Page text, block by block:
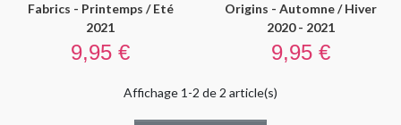
Fabrics - Printemps / Eté
2021
Prix
9,95 €
Origins - Automne / Hiver
2020 - 2021
Prix
9,95 €
Affichage 1-2 de 2 article(s)